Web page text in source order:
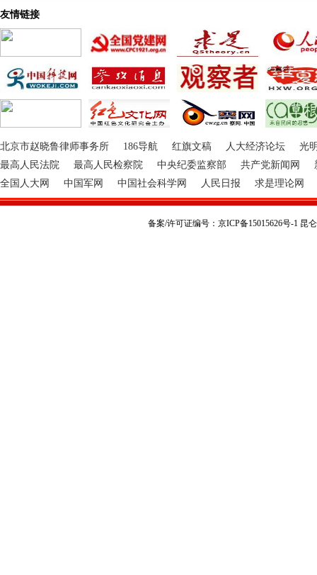
友情链接
北京市赵晓鲁律师事务所 186导航 红旗文稿 人大经济论坛
光
最高人民法院
最高人民检察院 中央纪委监察部 共产党新闻网
全国人大网
中国军网 中国社会科学网 人民日报 求是理论网
备案/许可证编号：京ICP备15015626号-1 昆